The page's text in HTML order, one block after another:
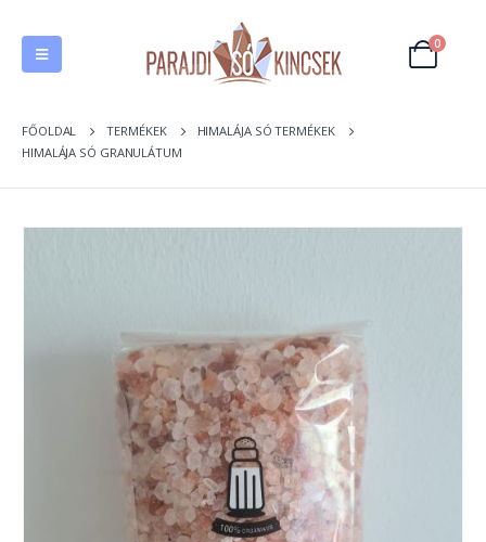
0
FŐOLDAL TERMÉKEK
HIMALÁJA SÓ TERMÉKEK
HIMALÁJA SÓ GRANULÁTUM